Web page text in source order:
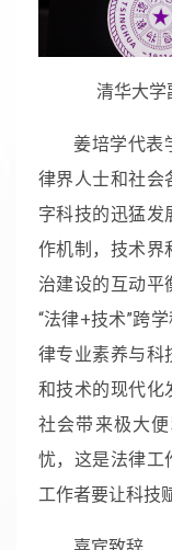
清华大学
姜培学代表
律界人士和社会
字科技的迅猛发
作机制，技术界
治建设的互动平
“法律+技术”跨
律专业素养与科
和技术的现代化
社会带来极大
忧，这是法律工
工作者要让科技